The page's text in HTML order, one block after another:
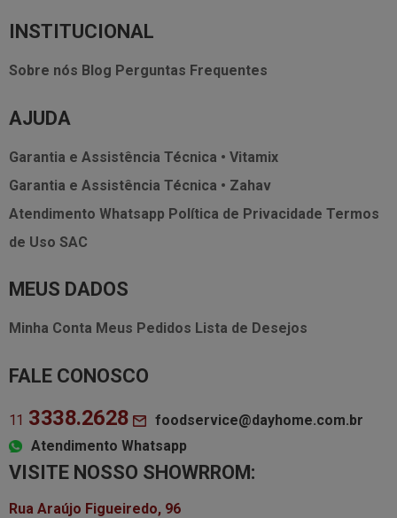
INSTITUCIONAL
Sobre nós Blog Perguntas Frequentes
AJUDA
Garantia e Assistência Técnica • Vitamix
Garantia e Assistência Técnica • Zahav
Atendimento Whatsapp Política de Privacidade Termos
de Uso SAC
MEUS DADOS
Minha Conta Meus Pedidos Lista de Desejos
FALE CONOSCO
11 3338.2628
foodservice@dayhome.com.br
Atendimento Whatsapp
VISITE NOSSO SHOWRROM:
Rua Araújo Figueiredo, 96